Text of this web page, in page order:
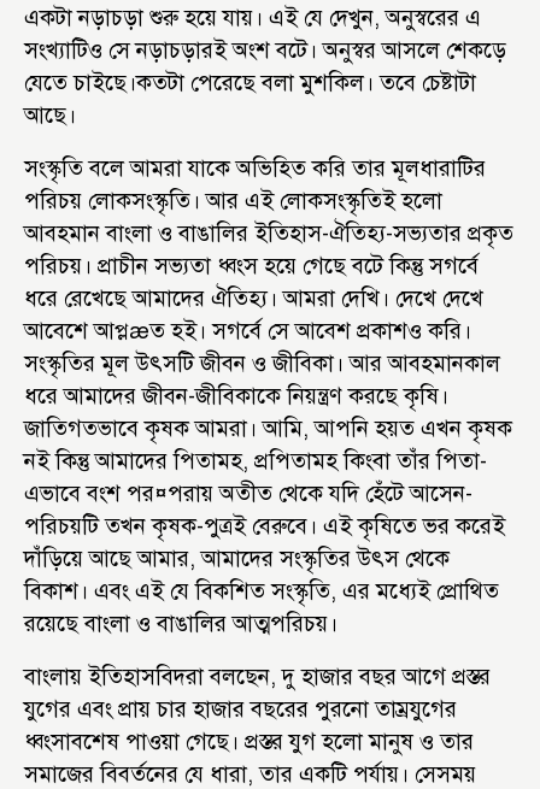
একটা নড়াচড়া শুরু হয়ে যায়। এই যে দেখুন, অনুস্বরের এ
সংখ্যাটিও সে নড়াচড়ারই অংশ বটে। অনুস্বর আসলে শেকড়ে
যেতে চাইছে।কতটা পেরেছে বলা মুশকিল। তবে চেষ্টাটা
আছে।
সংস্কৃতি বলে আমরা যাকে অভিহিত করি তার মূলধারাটির
পরিচয় লোকসংস্কৃতি। আর এই লোকসংস্কৃতিই হলো
আবহমান বাংলা ও বাঙালির ইতিহাস-ঐতিহ্য-সভ্যতার প্রকৃত
পরিচয়। প্রাচীন সভ্যতা ধ্বংস হয়ে গেছে বটে কিন্তু সগর্বে
ধরে রেখেছে আমাদের ঐতিহ্য। আমরা দেখি। দেখে দেখে
আবেশে আপ্লæত হই। সগর্বে সে আবেশ প্রকাশও করি।
সংস্কৃতির মূল উৎসটি জীবন ও জীবিকা। আর আবহমানকাল
ধরে আমাদের জীবন-জীবিকাকে নিয়ন্ত্রণ করছে কৃষি।
জাতিগতভাবে কৃষক আমরা। আমি, আপনি হয়ত এখন কৃষক
নই কিন্তু আমাদের পিতামহ, প্রপিতামহ কিংবা তাঁর পিতা-
এভাবে বংশ পর¤পরায় অতীত থেকে যদি হেঁটে আসেন-
পরিচয়টি তখন কৃষক-পুত্রই বেরুবে। এই কৃষিতে ভর করেই
দাঁড়িয়ে আছে আমার, আমাদের সংস্কৃতির উৎস থেকে
বিকাশ। এবং এই যে বিকশিত সংস্কৃতি, এর মধ্যেই প্রোথিত
রয়েছে বাংলা ও বাঙালির আত্মপরিচয়।
বাংলায় ইতিহাসবিদরা বলছেন, দু হাজার বছর আগে প্রস্তর
যুগের এবং প্রায় চার হাজার বছরের পুরনো তাম্রযুগের
ধ্বংসাবশেষ পাওয়া গেছে। প্রস্তর যুগ হলো মানুষ ও তার
সমাজের বিবর্তনের যে ধারা, তার একটি পর্যায়। সেসময়